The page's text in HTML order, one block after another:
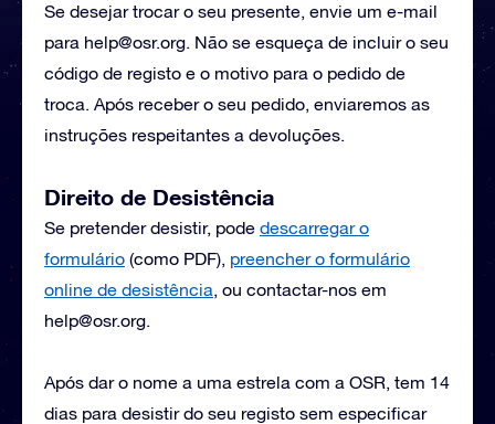
Se desejar trocar o seu presente, envie um e-mail
para help@osr.org. Não se esqueça de incluir o seu
código de registo e o motivo para o pedido de
troca. Após receber o seu pedido, enviaremos as
instruções respeitantes a devoluções.
Direito de Desistência
Se pretender desistir, pode descarregar o
formulário (como PDF), preencher o formulário
online de desistência, ou contactar-nos em
help@osr.org.
Após dar o nome a uma estrela com a OSR, tem 14
dias para desistir do seu registo sem especificar